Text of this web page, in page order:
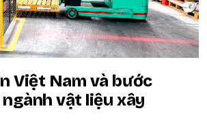
Việt Nam và bước
vật liệu xây